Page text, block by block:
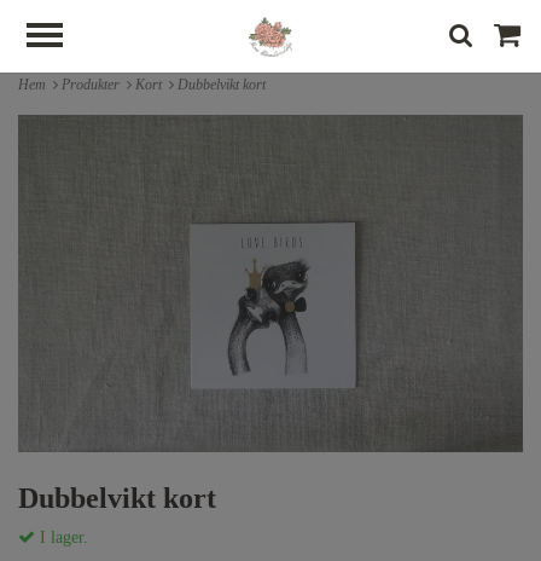
Hem Produkter Kort Dubbelvikt kort
Dubbelvikt kort
I lager.